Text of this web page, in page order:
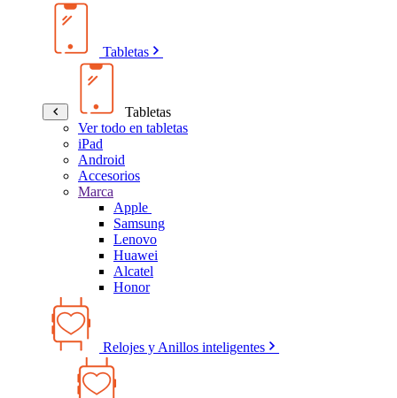
Tabletas
Tabletas
Ver todo en tabletas
iPad
Android
Accesorios
Marca
Apple
Samsung
Lenovo
Huawei
Alcatel
Honor
Relojes y Anillos inteligentes